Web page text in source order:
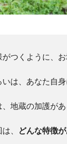
がつくように、
いは、あなた自
、地蔵の加護が
、 どんな特徴